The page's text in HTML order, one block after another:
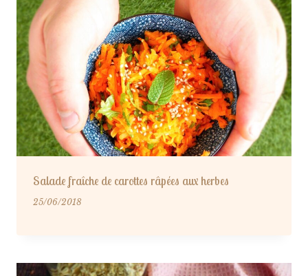
Salade fraîche de carottes râpées aux herbes
25/06/2018